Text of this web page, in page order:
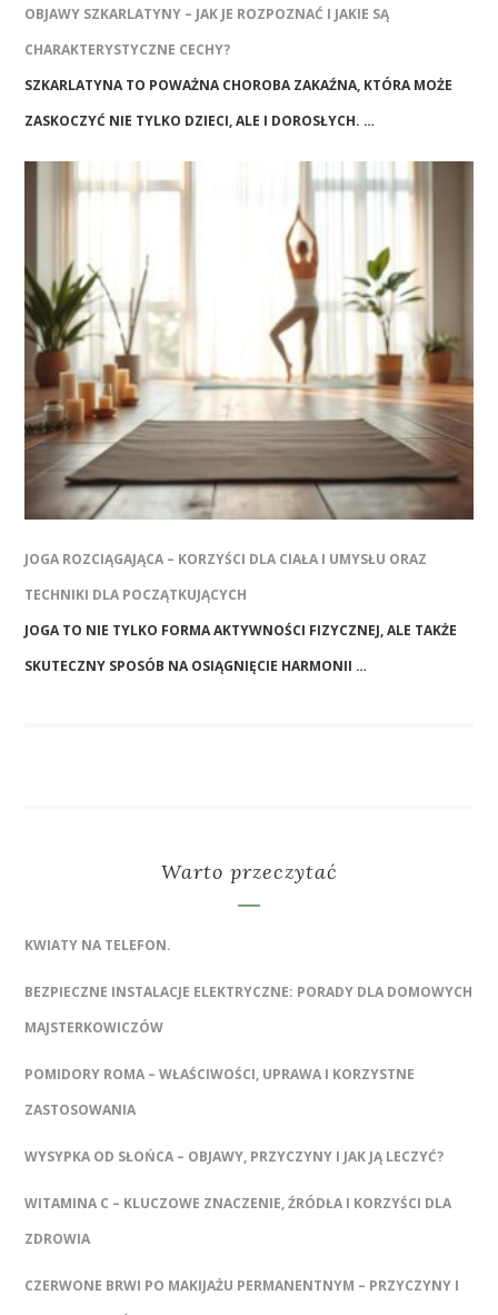
OBJAWY SZKARLATYNY – JAK JE ROZPOZNAĆ I JAKIE SĄ
CHARAKTERYSTYCZNE CECHY?
SZKARLATYNA TO POWAŻNA CHOROBA ZAKAŹNA, KTÓRA MOŻE
ZASKOCZYĆ NIE TYLKO DZIECI, ALE I DOROSŁYCH. …
JOGA ROZCIĄGAJĄCA – KORZYŚCI DLA CIAŁA I UMYSŁU ORAZ
TECHNIKI DLA POCZĄTKUJĄCYCH
JOGA TO NIE TYLKO FORMA AKTYWNOŚCI FIZYCZNEJ, ALE TAKŻE
SKUTECZNY SPOSÓB NA OSIĄGNIĘCIE HARMONII …
Warto przeczytać
KWIATY NA TELEFON.
BEZPIECZNE INSTALACJE ELEKTRYCZNE: PORADY DLA DOMOWYCH
MAJSTERKOWICZÓW
POMIDORY ROMA – WŁAŚCIWOŚCI, UPRAWA I KORZYSTNE
ZASTOSOWANIA
WYSYPKA OD SŁOŃCA – OBJAWY, PRZYCZYNY I JAK JĄ LECZYĆ?
WITAMINA C – KLUCZOWE ZNACZENIE, ŹRÓDŁA I KORZYŚCI DLA
ZDROWIA
CZERWONE BRWI PO MAKIJAŻU PERMANENTNYM – PRZYCZYNY I